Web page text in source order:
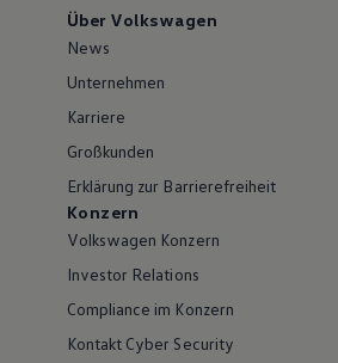
Über Volkswagen
News
Unternehmen
Karriere
Großkunden
Erklärung zur Barrierefreiheit
Konzern
Volkswagen Konzern
Investor Relations
Compliance im Konzern
Kontakt Cyber Security